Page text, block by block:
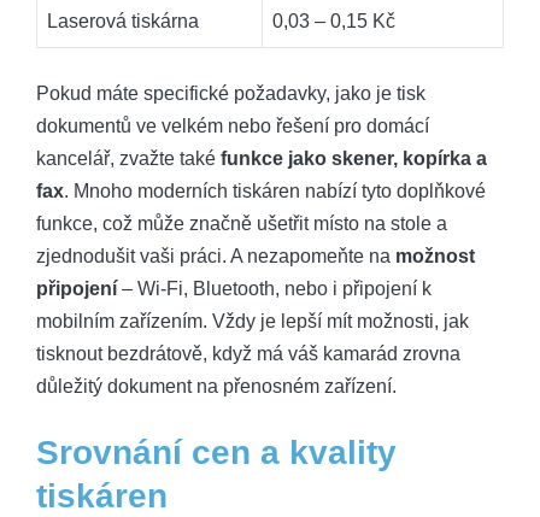
Laserová tiskárna 0,03 – 0,15 Kč
Pokud máte specifické požadavky, jako je tisk
dokumentů ve velkém nebo řešení pro domácí
kancelář, zvažte také funkce jako skener, kopírka a
fax. Mnoho moderních tiskáren nabízí tyto doplňkové
funkce, což může značně ušetřit místo na stole a
zjednodušit vaši práci. A nezapomeňte na možnost
připojení – Wi-Fi, Bluetooth, nebo i připojení k
mobilním zařízením. Vždy je lepší mít možnosti, jak
tisknout bezdrátově, když má váš kamarád zrovna
důležitý dokument na přenosném zařízení.
Srovnání cen a kvality
tiskáren